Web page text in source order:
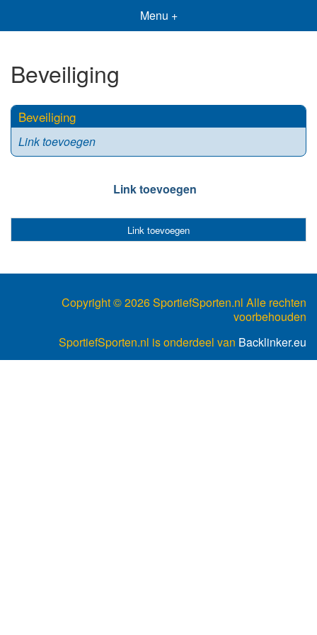
Menu +
Beveiliging
Beveiliging
Link toevoegen
Link toevoegen
Link toevoegen
Copyright ©2026 SportiefSporten.nl Alle rechten
voorbehouden
SportiefSporten.nl is onderdeel van Backlinker.eu